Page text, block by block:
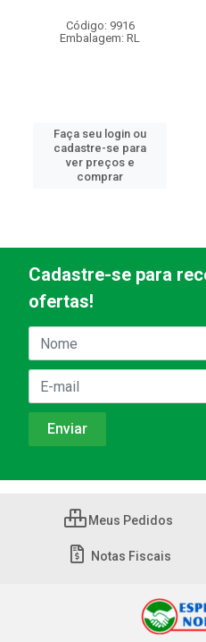
Código: 9916
Embalagem: RL
Faça seu login ou
cadastre-se para
ver preços e
comprar
Cadastre-se para
ofertas!
Meus Pedidos
Notas Fiscais